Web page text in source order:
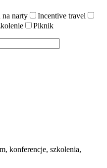
na narty
Incentive travel
Piknik
konferencje, szkolenia,